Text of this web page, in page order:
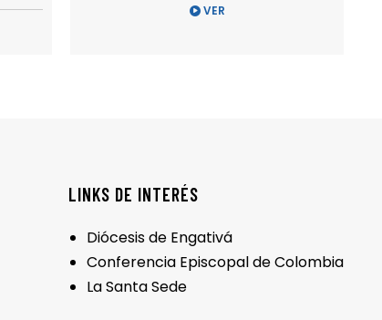
VER
LINKS DE INTERÉS
Diócesis de Engativá
Conferencia Episcopal de Colombia
La Santa Sede